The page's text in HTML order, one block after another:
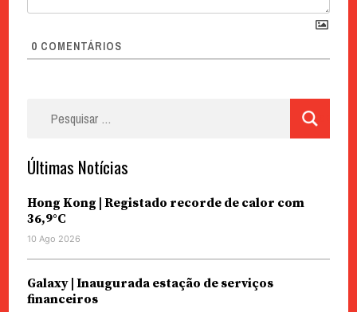
0 COMENTÁRIOS
Últimas Notícias
Hong Kong | Registado recorde de calor com
36,9°C
10 Ago 2026
Galaxy | Inaugurada estação de serviços
financeiros